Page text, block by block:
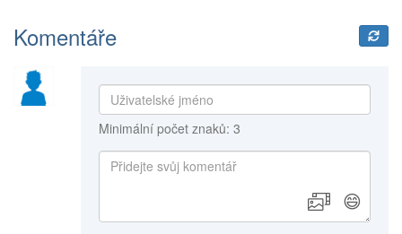
Komentáře
Minimální počet znaků: 3
😄